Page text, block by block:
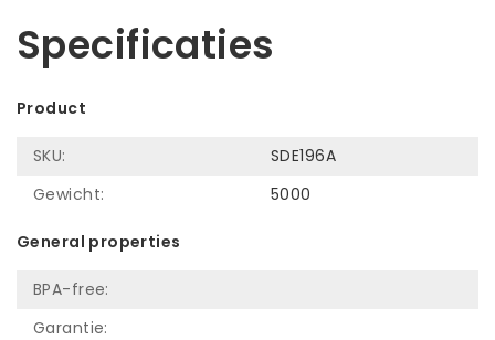
Specificaties
Product
SKU:
SDE196A
Gewicht:
5000
General properties
BPA-free:
Garantie: